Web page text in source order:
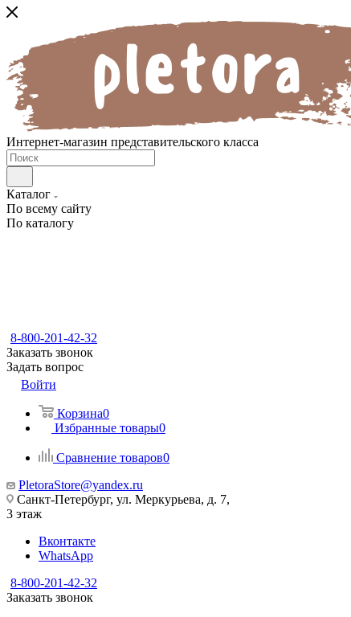
Интернет-магазин представительского класса
Каталог
По всему сайту
По каталогу
8-800-201-42-32
Заказать звонок
Задать вопрос
Войти
Корзина0
Избранные товары0
Сравнение товаров0
PletoraStore@yandex.ru
Санкт-Петербург, ул. Меркурьева, д. 7,
3 этаж
Вконтакте
WhatsApp
8-800-201-42-32
Заказать звонок